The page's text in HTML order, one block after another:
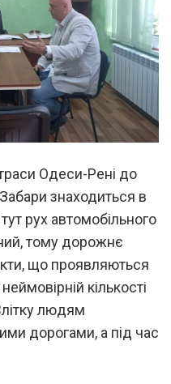
Одеси-Рені до
знаходиться в
рух автомобільного
тому дорожнє
що проявляються
кількості
людям
дорогами, а під час